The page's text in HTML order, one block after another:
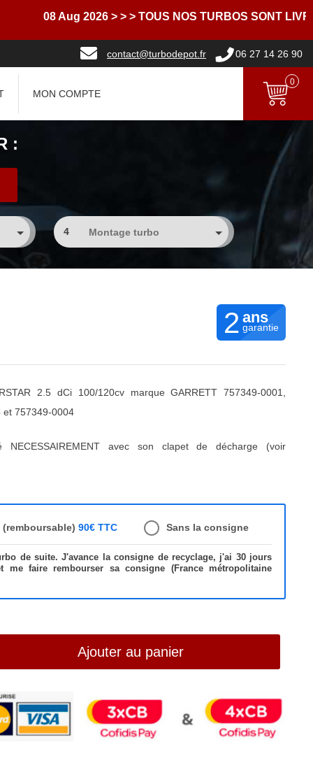
08 Aug 2026 > > > TOUS NOS TURBOS SONT LIVRES
contact@turbodepot.fr 06 27 14 26 90
MON COMPTE
0
:
4
2 ans
garantie
2.5 dCi 100/120cv marque GARRETT 757349-0001,
et 757349-0004
NECESSAIREMENT avec son clapet de décharge (voir
90€ TTC Sans la consigne
de suite. J'avance la consigne de recyclage, j'ai 30 jours
me faire rembourser sa consigne (France métropolitaine
Ajouter au panier